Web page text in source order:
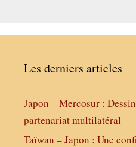
Les derniers articles
Japon – Mercosur :
partenariat multilatéral
Taïwan – Japon : Une